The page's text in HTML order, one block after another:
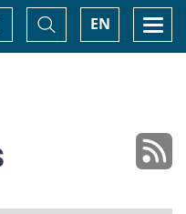
EN
Basculer
la
recherche